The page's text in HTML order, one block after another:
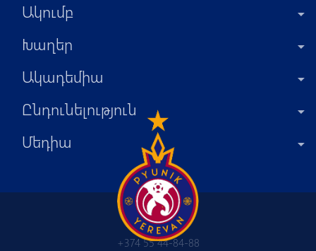
Ակումբ
Խաղեր
Ակադեմիա
Ընդունելություն
Մեդիա
+374 55 44-84-88